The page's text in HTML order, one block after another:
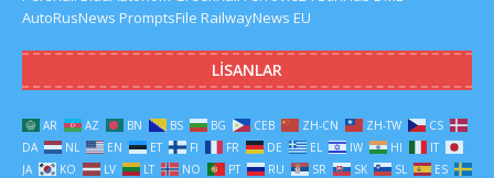
AutoRusNews PromptsFile RailwayNews EU
LISANLAR
AR AZ BN BS BG CEB ZH-CN ZH-TW
CS
DA
NL EN ET FI FR DE EL IW HI
IT
JA
KO LV LT NO PT RU SR SK SL
ES